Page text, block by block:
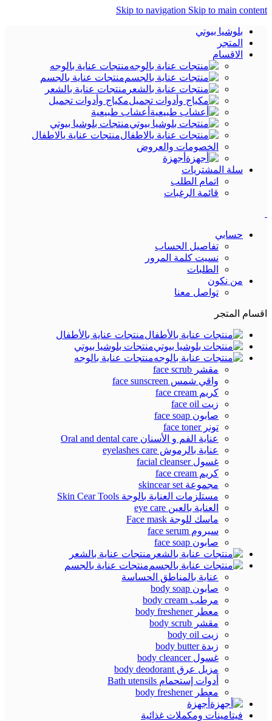
Skip to navigation Skip to main content
بلوشيا بيوتي
المتجر
الاقسام
منتجات عناية بالوجه
منتجات عناية بالجسم
منتجات عناية بالشعر
مكياج وأدوات تجميل
أعشاب طبيعية
منتجات بلوشيا بيوتي
منتجات عناية يالاطفال
الخصومات والعروض
أجهزة
سلة المشتريات
اتمام الطلب
قائمة الرغبات
حسابي
تفاصيل الحساب
نسيت كلمة المرور
الطلبات
من نكون
تواصل معنا
اقسام المتجر
منتجات عناية بالأطفال
منتجات بلوشيا بيوتي
منتجات عناية بالوجه
مقشر face scrub
واقي شمس face sunscreen
كريم face cream
زيت face oil
صابون face soap
تونر face toner
عناية الفم و الأسنان Oral and dental care
عناية بالرموش eyelashes care
غسول facial cleanser
كريم face cream
مجموعة skincear set
مستلزمات العناية بالوجة Skin Cear Tools
العناية بالعين eye care
ماسك للوجة Face mask
سيروم face serum
صابون face soap
منتجات عناية بالشعر
منتجات عناية بالجسم
عناية بالمناطق الحساسة
صابون body soap
مرطب body cream
معطر body freshener
مقشر body scrub
زيت body oil
زبدة body butter
غسول body cleancer
مزيل عرق body deodorant
أدوات إستحمام Bath utensils
معطر body freshener
أجهزة
فيتامينات ومكملات غذائية